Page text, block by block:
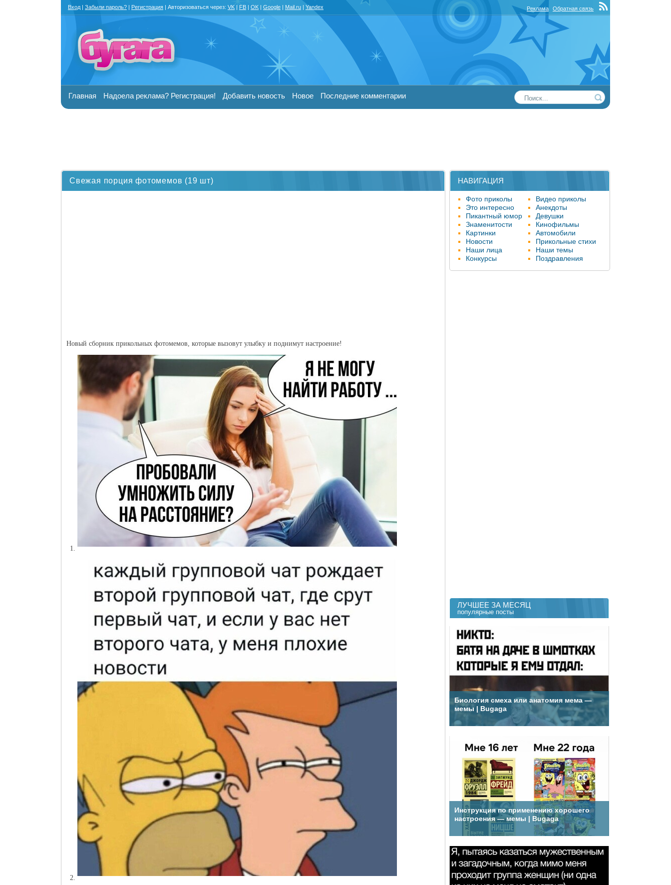
Свежая порция фотомемов (19 шт)
Новый сборник прикольных фотомемов, которые вызовут улыбку и поднимут настроение!
НАВИГАЦИЯ
Фото приколы
Видео приколы
Это интересно
Анекдоты
Пикантный юмор
Девушки
Знаменитости
Кинофильмы
Картинки
Автомобили
Новости
Прикольные стихи
Наши лица
Наши темы
Конкурсы
Поздравления
ЛУЧШЕЕ ЗА МЕСЯЦ
популярные посты
Биология смеха или анатомия мема —
мемы | Bugaga
Инструкция по применению хорошего
настроения — мемы | Bugaga
Вход | Забыли пароль? | Регистрация | Авторизоваться через: VK | FB | OK | Google | Mail.ru | Yandex Реклама Обратная связь
Главная Надоела реклама? Регистрация! Добавить новость Новое Последние комментарии